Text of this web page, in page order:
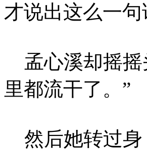
才说出这么一句
孟心溪却摇摇
里都流干了。”
然后她转过身